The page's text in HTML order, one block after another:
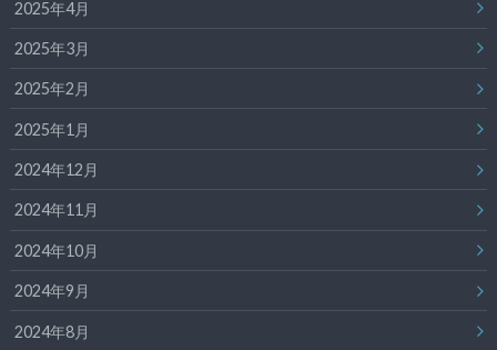
2025年4月
2025年3月
2025年2月
2025年1月
2024年12月
2024年11月
2024年10月
2024年9月
2024年8月